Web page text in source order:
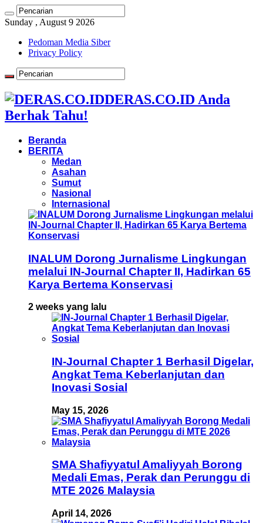
Sunday , August 9 2026
Pedoman Media Siber
Privacy Policy
DERAS.CO.ID Anda
Berhak Tahu!
Beranda
BERITA
Medan
Asahan
Sumut
Nasional
Internasional
INALUM Dorong Jurnalisme Lingkungan
melalui IN-Journal Chapter II, Hadirkan 65
Karya Bertema Konservasi
2 weeks yang lalu
IN-Journal Chapter 1 Berhasil Digelar,
Angkat Tema Keberlanjutan dan
Inovasi Sosial
May 15, 2026
SMA Shafiyyatul Amaliyyah Borong
Medali Emas, Perak dan Perunggu di
MTE 2026 Malaysia
April 14, 2026